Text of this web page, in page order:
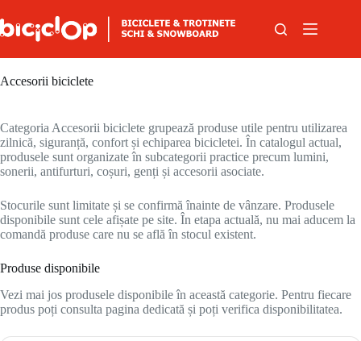
Accesorii biciclete
Categoria Accesorii biciclete grupează produse utile pentru utilizarea
zilnică, siguranță, confort și echiparea bicicletei. În catalogul actual,
produsele sunt organizate în subcategorii practice precum lumini,
sonerii, antifurturi, coșuri, genți și accesorii asociate.
Stocurile sunt limitate și se confirmă înainte de vânzare. Produsele
disponibile sunt cele afișate pe site. În etapa actuală, nu mai aducem la
comandă produse care nu se află în stocul existent.
Produse disponibile
Vezi mai jos produsele disponibile în această categorie. Pentru fiecare
produs poți consulta pagina dedicată și poți verifica disponibilitatea.